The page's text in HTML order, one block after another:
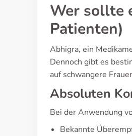
Wer sollte
Patienten)
Abhigra, ein
Dennoch gibt es
auf schwangere
Absoluten
Bei der Anwendung
Bekannte